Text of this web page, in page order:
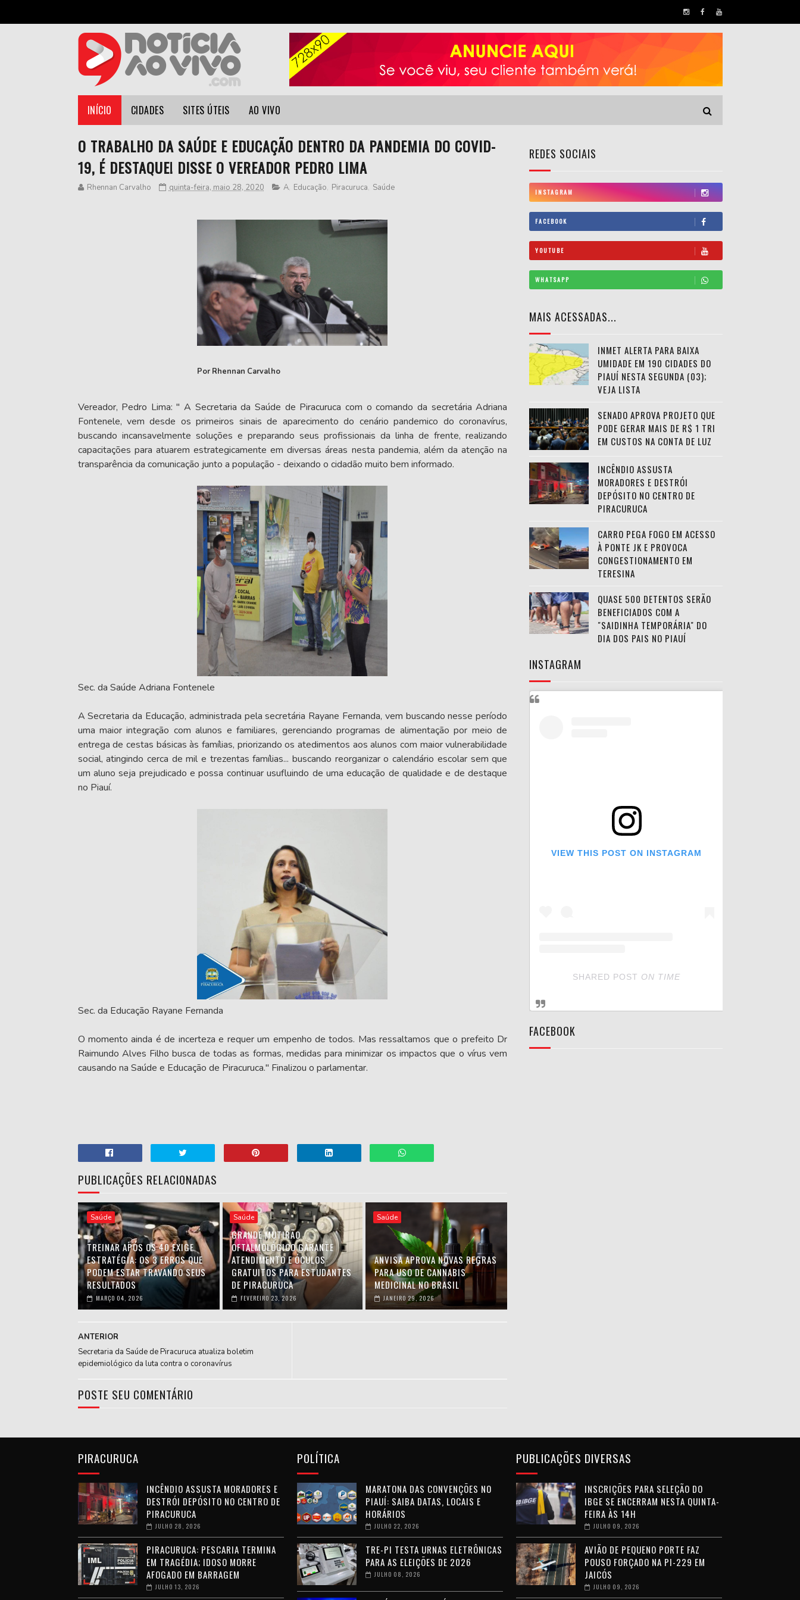
INÍCIO CIDADES SITES ÚTEIS AO VIVO
O TRABALHO DA SAÚDE E EDUCAÇÃO DENTRO DA PANDEMIA DO COVID-
19, É DESTAQUE! DISSE O VEREADOR PEDRO LIMA
Rhennan Carvalho quinta-feira, maio 28, 2020 A, Educação, Piracuruca, Saúde
Por Rhennan Carvalho
Vereador, Pedro Lima: " A Secretaria da Saúde de Piracuruca com o comando da secretária Adriana
Fontenele, vem desde os primeiros sinais de aparecimento do cenário pandemico do coronavírus,
buscando incansavelmente soluções e preparando seus profissionais da linha de frente, realizando
capacitações para atuarem estrategicamente em diversas áreas nesta pandemia, além da atenção na
transparência da comunicação junto a população - deixando o cidadão muito bem informado.
Sec. da Saúde Adriana Fontenele
A Secretaria da Educação, administrada pela secretária Rayane Fernanda, vem buscando nesse período
uma maior integração com alunos e familiares, gerenciando programas de alimentação por meio de
entrega de cestas básicas às famílias, priorizando os atedimentos aos alunos com maior vulnerabilidade
social, atingindo cerca de mil e trezentas famílias... buscando reorganizar o calendário escolar sem que
um aluno seja prejudicado e possa continuar usufluindo de uma educação de qualidade e de destaque
no Piauí.
Sec. da Educação Rayane Fernanda
O momento ainda é de incerteza e requer um empenho de todos. Mas ressaltamos que o prefeito Dr
Raimundo Alves Filho busca de todas as formas, medidas para minimizar os impactos que o vírus vem
causando na Saúde e Educação de Piracuruca." Finalizou o parlamentar.
PUBLICAÇÕES RELACIONADAS
Saúde
TREINAR APÓS OS 40 EXIGE
ESTRATÉGIA: OS 3 ERROS QUE
PODEM ESTAR TRAVANDO SEUS
RESULTADOS
MARÇO 04, 2026
Saúde
GRANDE MUTIRÃO
OFTALMOLÓGICO GARANTE
ATENDIMENTO E ÓCULOS
GRATUITOS PARA ESTUDANTES
DE PIRACURUCA
FEVEREIRO 23, 2026
Saúde
ANVISA APROVA NOVAS REGRAS
PARA USO DE CANNABIS
MEDICINAL NO BRASIL
JANEIRO 29, 2026
ANTERIOR
Secretaria da Saúde de Piracuruca atualiza boletim
epidemiológico da luta contra o coronavírus
POSTE SEU COMENTÁRIO
REDES SOCIAIS
INSTAGRAM
FACEBOOK
YOUTUBE
WHATSAPP
MAIS ACESSADAS...
INMET ALERTA PARA BAIXA
UMIDADE EM 190 CIDADES DO
PIAUÍ NESTA SEGUNDA (03);
VEJA LISTA
SENADO APROVA PROJETO QUE
PODE GERAR MAIS DE R$ 1 TRI
EM CUSTOS NA CONTA DE LUZ
INCÊNDIO ASSUSTA
MORADORES E DESTRÓI
DEPÓSITO NO CENTRO DE
PIRACURUCA
CARRO PEGA FOGO EM ACESSO
À PONTE JK E PROVOCA
CONGESTIONAMENTO EM
TERESINA
QUASE 500 DETENTOS SERÃO
BENEFICIADOS COM A
"SAIDINHA TEMPORÁRIA" DO
DIA DOS PAIS NO PIAUÍ
INSTAGRAM
VIEW THIS POST ON INSTAGRAM
SHARED POST ON TIME
FACEBOOK
PIRACURUCA
INCÊNDIO ASSUSTA MORADORES E
DESTRÓI DEPÓSITO NO CENTRO DE
PIRACURUCA
JULHO 28, 2026
PIRACURUCA: PESCARIA TERMINA
EM TRAGÉDIA; IDOSO MORRE
AFOGADO EM BARRAGEM
JULHO 13, 2026
POLÍTICA
MARATONA DAS CONVENÇÕES NO
PIAUÍ: SAIBA DATAS, LOCAIS E
HORÁRIOS
JULHO 22, 2026
TRE-PI TESTA URNAS ELETRÔNICAS
PARA AS ELEIÇÕES DE 2026
JULHO 08, 2026
PUBLICAÇÕES DIVERSAS
INSCRIÇÕES PARA SELEÇÃO DO
IBGE SE ENCERRAM NESTA QUINTA-
FEIRA ÀS 14H
JULHO 09, 2026
AVIÃO DE PEQUENO PORTE FAZ
POUSO FORÇADO NA PI-229 EM
JAICÓS
JULHO 09, 2026